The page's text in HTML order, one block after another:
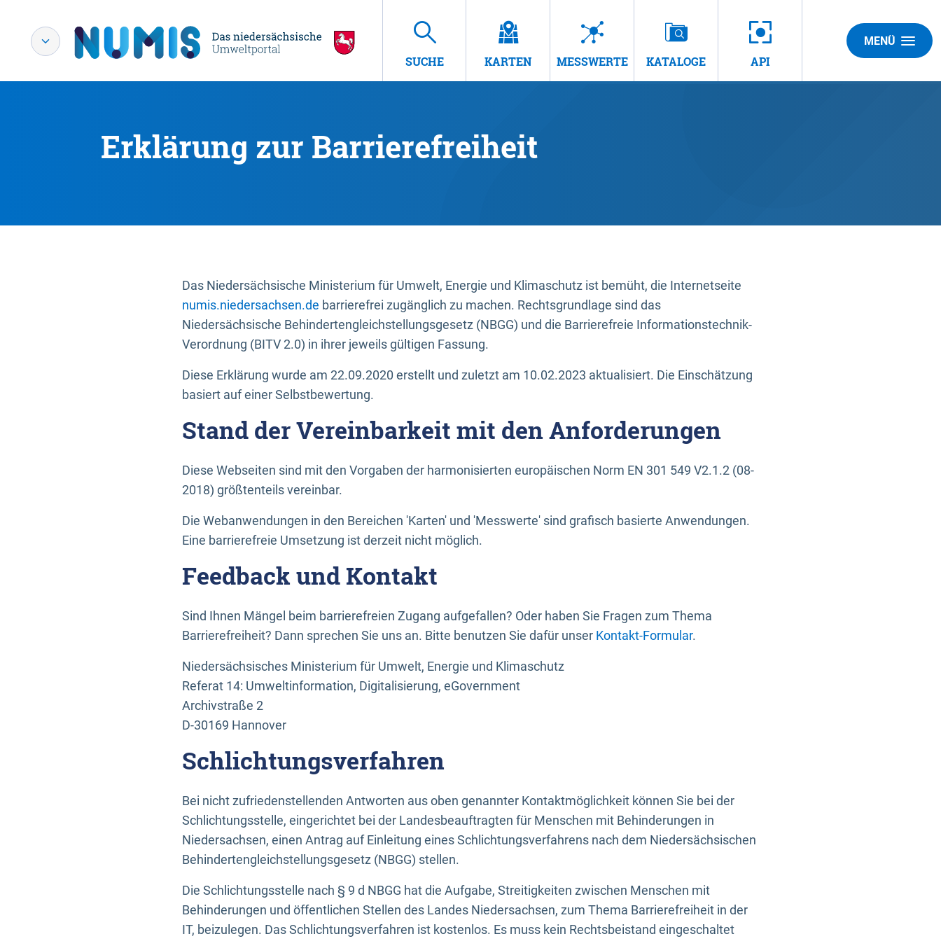
SUCHE KARTEN MESSWERTE KATALOGE API
MENÜ
Erklärung zur Barrierefreiheit
Das Niedersächsische Ministerium für Umwelt, Energie und Klimaschutz ist bemüht, die Internetseite
numis.niedersachsen.de barrierefrei zugänglich zu machen. Rechtsgrundlage sind das
Niedersächsische Behindertengleichstellungsgesetz (NBGG) und die Barrierefreie Informationstechnik-
Verordnung (BITV 2.0) in ihrer jeweils gültigen Fassung.
Diese Erklärung wurde am 22.09.2020 erstellt und zuletzt am 10.02.2023 aktualisiert. Die Einschätzung
basiert auf einer Selbstbewertung.
Stand der Vereinbarkeit mit den Anforderungen
Diese Webseiten sind mit den Vorgaben der harmonisierten europäischen Norm EN 301 549 V2.1.2 (08-
2018) größtenteils vereinbar.
Die Webanwendungen in den Bereichen 'Karten' und 'Messwerte' sind grafisch basierte Anwendungen.
Eine barrierefreie Umsetzung ist derzeit nicht möglich.
Feedback und Kontakt
Sind Ihnen Mängel beim barrierefreien Zugang aufgefallen? Oder haben Sie Fragen zum Thema
Barrierefreiheit? Dann sprechen Sie uns an. Bitte benutzen Sie dafür unser Kontakt-Formular.
Niedersächsisches Ministerium für Umwelt, Energie und Klimaschutz
Referat 14: Umweltinformation, Digitalisierung, eGovernment
Archivstraße 2
D-30169 Hannover
Schlichtungsverfahren
Bei nicht zufriedenstellenden Antworten aus oben genannter Kontaktmöglichkeit können Sie bei der
Schlichtungsstelle, eingerichtet bei der Landesbeauftragten für Menschen mit Behinderungen in
Niedersachsen, einen Antrag auf Einleitung eines Schlichtungsverfahrens nach dem Niedersächsischen
Behindertengleichstellungsgesetz (NBGG) stellen.
Die Schlichtungsstelle nach § 9 d NBGG hat die Aufgabe, Streitigkeiten zwischen Menschen mit
Behinderungen und öffentlichen Stellen des Landes Niedersachsen, zum Thema Barrierefreiheit in der
IT, beizulegen. Das Schlichtungsverfahren ist kostenlos. Es muss kein Rechtsbeistand eingeschaltet